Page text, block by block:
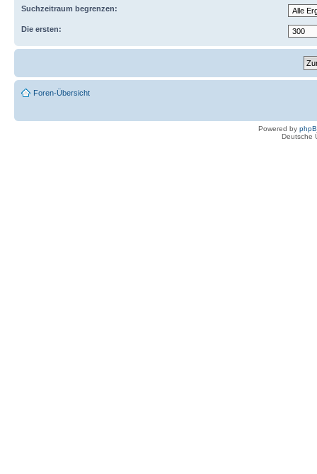
Suchzeitraum begrenzen:
Die ersten:
Foren-Übersicht
Powered by
Deutsche